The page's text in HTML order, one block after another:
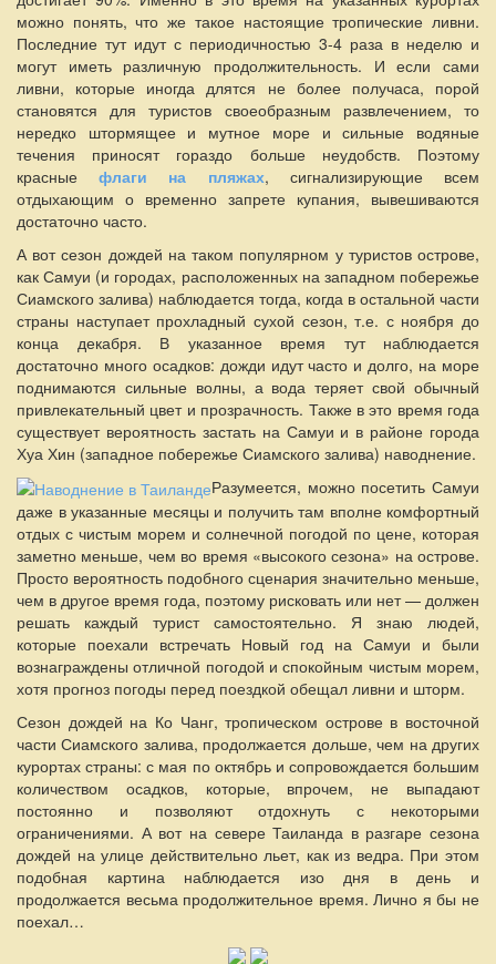
можно понять, что же такое настоящие тропические ливни.
Последние тут идут с периодичностью 3-4 раза в неделю и
могут иметь различную продолжительность. И если сами
ливни, которые иногда длятся не более получаса, порой
становятся для туристов своеобразным развлечением, то
нередко штормящее и мутное море и сильные водяные
течения приносят гораздо больше неудобств. Поэтому
красныефлаги на пляжах, сигнализирующие всем
отдыхающим о временно запрете купания, вывешиваются
достаточно часто.
А вот сезон дождей на таком популярном у туристов острове,
как Самуи (и городах, расположенных на западном побережье
Сиамского залива) наблюдается тогда, когда в остальной части
страны наступает прохладный сухой сезон, т.е. с ноября до
конца декабря. В указанное время тут наблюдается
достаточно много осадков: дожди идут часто и долго, на море
поднимаются сильные волны, а вода теряет свой обычный
привлекательный цвет и прозрачность. Также в это время года
существует вероятность застать на Самуи и в районе города
Хуа Хин (западное побережье Сиамского залива) наводнение.
Разумеется, можно посетить Самуи
даже в указанные месяцы и получить там вполне комфортный
отдых с чистым морем и солнечной погодой по цене, которая
заметно меньше, чем во время «высокого сезона» на острове.
Просто вероятность подобного сценария значительно меньше,
чем в другое время года, поэтому рисковать или нет — должен
решать каждый турист самостоятельно. Я знаю людей,
которые поехали встречать Новый год на Самуи и были
вознаграждены отличной погодой и спокойным чистым морем,
хотя прогноз погоды перед поездкой обещал ливни и шторм.
Сезон дождей на Ко Чанг, тропическом острове в восточной
части Сиамского залива, продолжается дольше, чем на других
курортах страны: с мая по октябрь и сопровождается большим
количеством осадков, которые, впрочем, не выпадают
постоянно и позволяют отдохнуть с некоторыми
ограничениями. А вот на севере Таиланда в разгаре сезона
дождей на улице действительно льет, как из ведра. При этом
подобная картина наблюдается изо дня в день и
продолжается весьма продолжительное время. Лично я бы не
поехал…